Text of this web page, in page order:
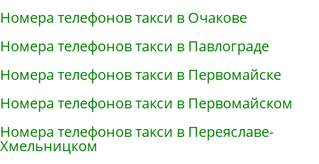
Номера телефонов такси в Очакове
Номера телефонов такси в Павлограде
Номера телефонов такси в Первомайске
Номера телефонов такси в Первомайском
Номера телефонов такси в Переяславе-
Хмельницком